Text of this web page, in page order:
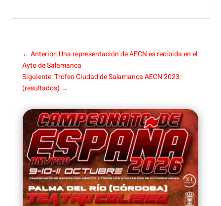
← Anterior: Una representación de AECN es recibida en el
Ayto de Salamanca
Siguiente: Trofeo Ciudad de Salamanca AECN 2023
(resultados) →